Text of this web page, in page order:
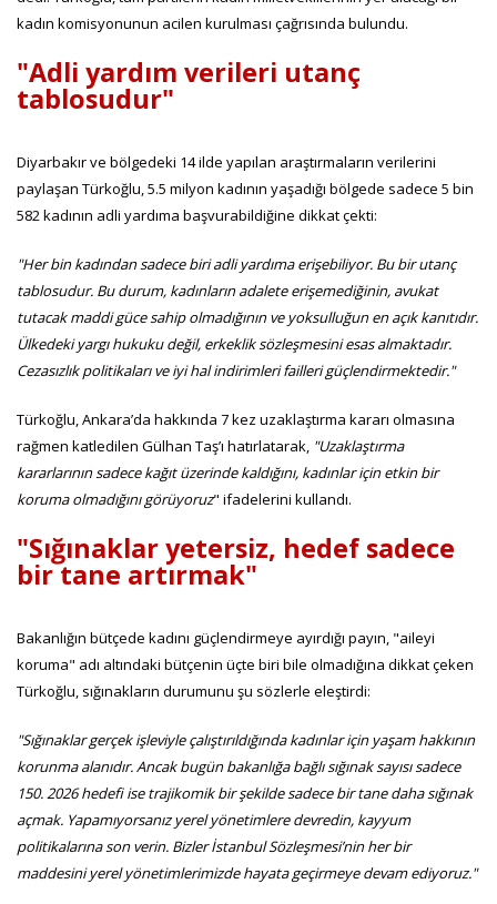
kadın komisyonunun acilen kurulması çağrısında bulundu.
"Adli yardım verileri utanç
tablosudur"
Diyarbakır ve bölgedeki 14 ilde yapılan araştırmaların verilerini
paylaşan Türkoğlu, 5.5 milyon kadının yaşadığı bölgede sadece 5 bin
582 kadının adli yardıma başvurabildiğine dikkat çekti:
"Her bin kadından sadece biri adli yardıma erişebiliyor. Bu bir utanç
tablosudur. Bu durum, kadınların adalete erişemediğinin, avukat
tutacak maddi güce sahip olmadığının ve yoksulluğun en açık kanıtıdır.
Ülkedeki yargı hukuku değil, erkeklik sözleşmesini esas almaktadır.
Cezasızlık politikaları ve iyi hal indirimleri failleri güçlendirmektedir."
Türkoğlu, Ankara’da hakkında 7 kez uzaklaştırma kararı olmasına
rağmen katledilen Gülhan Taş’ı hatırlatarak, "Uzaklaştırma
kararlarının sadece kağıt üzerinde kaldığını, kadınlar için etkin bir
koruma olmadığını görüyoruz" ifadelerini kullandı.
"Sığınaklar yetersiz, hedef sadece
bir tane artırmak"
Bakanlığın bütçede kadını güçlendirmeye ayırdığı payın, "aileyi
koruma" adı altındaki bütçenin üçte biri bile olmadığına dikkat çeken
Türkoğlu, sığınakların durumunu şu sözlerle eleştirdi:
"Sığınaklar gerçek işleviyle çalıştırıldığında kadınlar için yaşam hakkının
korunma alanıdır. Ancak bugün bakanlığa bağlı sığınak sayısı sadece
150. 2026 hedefi ise trajikomik bir şekilde sadece bir tane daha sığınak
açmak. Yapamıyorsanız yerel yönetimlere devredin, kayyum
politikalarına son verin. Bizler İstanbul Sözleşmesi’nin her bir
maddesini yerel yönetimlerimizde hayata geçirmeye devam ediyoruz."